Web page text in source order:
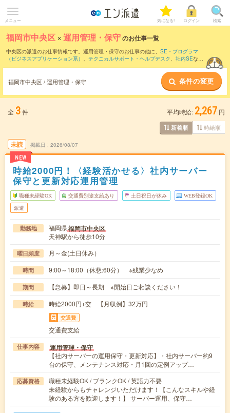
メニュー 気になる! ログイン 検索
福岡市中央区 ×運用管理・保守のお仕事一覧
中央区の派遣のお仕事情報です。運用管理・保守のお仕事の他に、 SE・プログラマ
（ビジネスアプリケーション系） 、 テクニカルサポート・ヘルプデスク 、 社内SEなど
運用管理・保守のお仕事とは？とは？
福岡市中央区 / 運用管理・保守 条件の変更
全 3件 平均時給: 2,267 円
新着順 時給順
未読
NEW
掲載日 2026/08/07
時給2000円！〈経験活かせる〉社内サーバー
保守と更新対応運用管理
職種未経験OK 交通費別途支給あり 土日祝日が休み WEB登録OK
派遣
勤務地 福岡県福岡市中央区
天神駅から徒歩10分
曜日頻度 月～金(土日休み）
時間 9:00～18:00（休憩:60分） ※残業少なめ
期間 【急募】即日～長期 ※開始日ご相談ください！
時給 時給2000円+交 【月収例】32万円
交通費
交通費支給
仕事内容 運用管理・保守
【社内サーバーの運用保守・更新対応】・社内サーバー約9
台の保守、メンテナンス対応・月1回の定例アップ…
応募資格
職種未経験OK / ブランクOK / 英語力不要
未経験からもチャレンジいただけます！【こんなスキルや経
験のある方を歓迎します！】 サーバー運用、保守…